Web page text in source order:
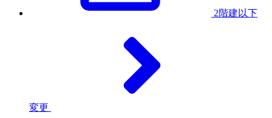
2階建以下
変更